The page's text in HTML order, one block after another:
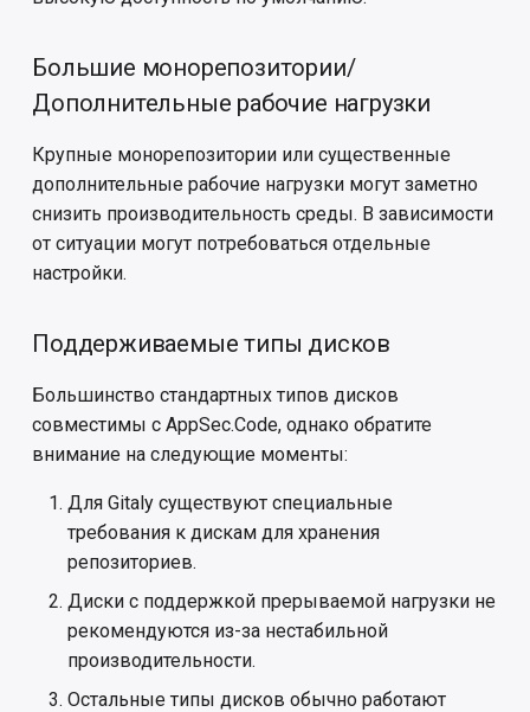
Большие монорепозитории/
Дополнительные рабочие нагрузки
Крупные монорепозитории или существенные
дополнительные рабочие нагрузки могут заметно
снизить производительность среды. В зависимости
от ситуации могут потребоваться отдельные
настройки.
Поддерживаемые типы дисков
Большинство стандартных типов дисков
совместимы с AppSec.Code, однако обратите
внимание на следующие моменты:
Для Gitaly существуют специальные
требования к дискам для хранения
репозиториев.
Диски с поддержкой прерываемой нагрузки не
рекомендуются из-за нестабильной
производительности.
Остальные типы дисков обычно работают